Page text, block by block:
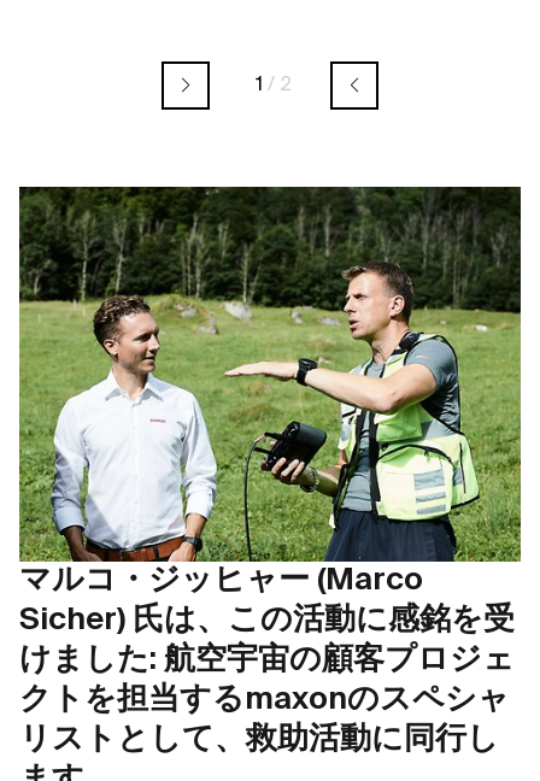
1 / 2
マルコ・ジッヒャー (Marco
Sicher) 氏は、この活動に感銘を受
けました: 航空宇宙の顧客プロジェ
クトを担当するmaxonのスペシャ
リストとして、救助活動に同行し